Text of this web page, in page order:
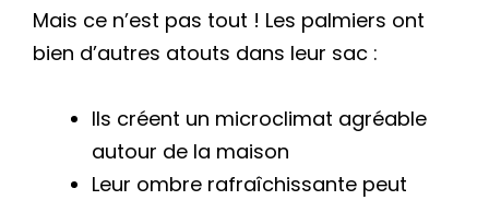
Mais ce n’est pas tout ! Les palmiers ont
bien d’autres atouts dans leur sac :
Ils créent un microclimat agréable
autour de la maison
Leur ombre rafraîchissante peut